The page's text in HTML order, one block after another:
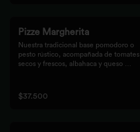
Pizze Margherita
Nuestra tradicional base pomodoro o
pesto rústico, acompañada de tomates
secos y frescos, albahaca y queso
$37.500